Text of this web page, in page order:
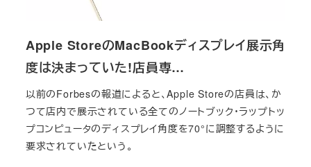
Apple StoreのMacBookディスプレイ展示角
度は決まっていた!店員専…
以前のForbesの報道によると、Apple Storeの店員は、か
つて店内で展示されている全てのノートブック・ラップトッ
プコンピュータのディスプレイ角度を70°に調整するように
要求されていたという。